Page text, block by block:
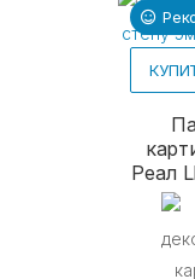
Реал